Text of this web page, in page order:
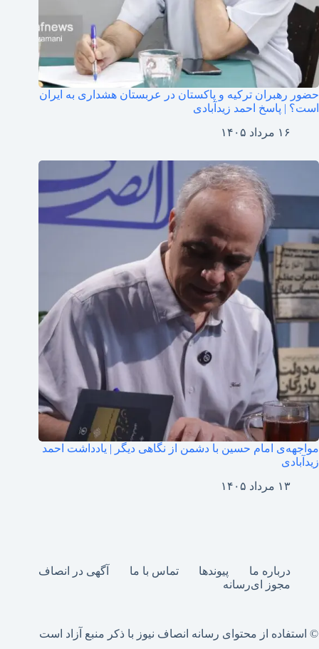
حضور رهبران ترکیه و پاکستان در عربستان هشداری به ایران
است؟ | پاسخ احمد زیدآبادی
۱۶ مرداد ۱۴۰۵
مواجهه‌ی امام حسین با دشمن از نگاهی دیگر | یادداشت احمد
زیدآبادی
۱۳ مرداد ۱۴۰۵
درباره ما پیوندها تماس با ما
آگهی در انصاف
مجوز ای‌رسانه
© استفاده از محتوای رسانه انصاف نیوز با ذکر منبع آزاد است